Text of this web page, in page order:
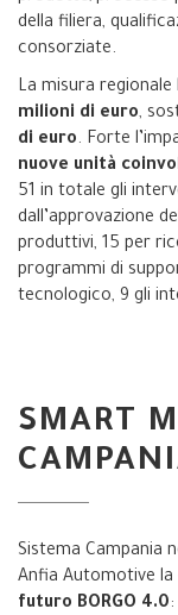
della filiera,
consorziate.
La misura
milioni di euro,
di euro. Forte
nuove unità
51 in totale gli
dall’approvazione
produttivi, 15 per
programmi di
tecnologico, 9 gli
SMART
Sistema Campania
Anfia Automotive
futuro BORGO 4.0